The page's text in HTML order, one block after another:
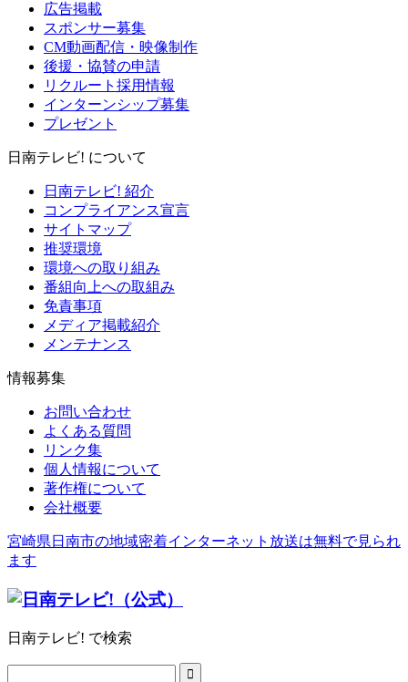
広告掲載
スポンサー募集
CM動画配信・映像制作
後援・協賛の申請
リクルート採用情報
インターンシップ募集
プレゼント
日南テレビ! について
日南テレビ! 紹介
コンプライアンス宣言
サイトマップ
推奨環境
環境への取り組み
番組向上への取組み
免責事項
メディア掲載紹介
メンテナンス
情報募集
お問い合わせ
よくある質問
リンク集
個人情報について
著作権について
会社概要
宮崎県日南市の地域密着インターネット放送は無料で見られ
ます
日南テレビ! で検索